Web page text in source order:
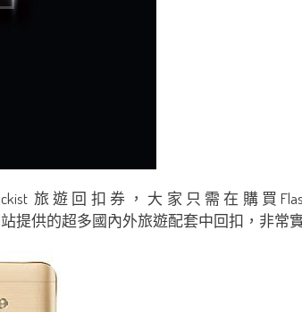
旅遊回扣券，大家只需在購買
提供的超多國內外旅遊配套中回扣，非常